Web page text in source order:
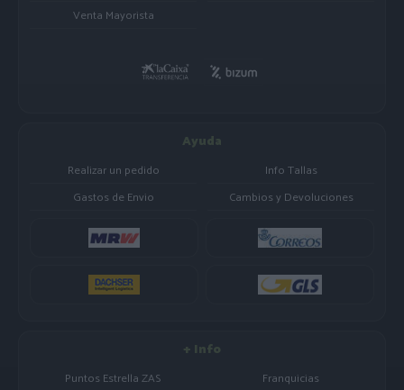
Venta Mayorista
Ayuda
Realizar un pedido
Info Tallas
Gastos de Envio
Cambios y Devoluciones
+ Info
Puntos Estrella ZAS Franquicias